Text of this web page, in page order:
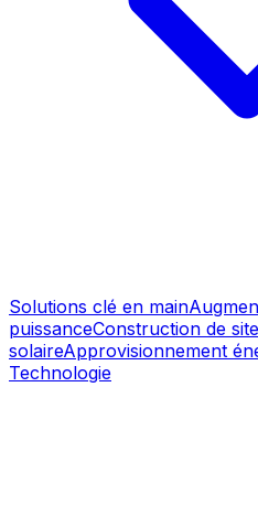
Solutions clé en main
puissanceConstruction de
solaireApprovisionnement
Technologie